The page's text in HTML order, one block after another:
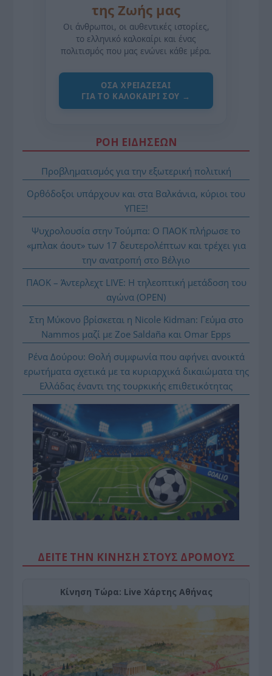
της Ζωής μας
Οι άνθρωποι, οι αυθεντικές ιστορίες,
το ελληνικό καλοκαίρι και ένας
πολιτισμός που μας ενώνει κάθε μέρα.
ΌΣΑ ΧΡΕΙΆΖΕΣΑΙ
ΓΙΑ ΤΟ ΚΑΛΟΚΑΊΡΙ ΣΟΥ →
ΡΟΗ ΕΙΔΗΣΕΩΝ
Προβληματισμός για την εξωτερική πολιτική
Ορθόδοξοι υπάρχουν και στα Βαλκάνια, κύριοι του
ΥΠΕΞ!
Ψυχρολουσία στην Τούμπα: Ο ΠΑΟΚ πλήρωσε το
«μπλακ άουτ» των 17 δευτερολέπτων και τρέχει για
την ανατροπή στο Βέλγιο
ΠΑΟΚ – Άντερλεχτ LIVE: Η τηλεοπτική μετάδοση του
αγώνα (OPEN)
Στη Μύκονο βρίσκεται η Nicole Kidman: Γεύμα στο
Nammos μαζί με Zoe Saldaña και Omar Epps
Ρένα Δούρου: Θολή συμφωνία που αφήνει ανοικτά
ερωτήματα σχετικά με τα κυριαρχικά δικαιώματα της
Ελλάδας έναντι της τουρκικής επιθετικότητας
ΔΕΙΤΕ ΤΗΝ ΚΙΝΗΣΗ ΣΤΟΥΣ ΔΡΌΜΟΥΣ
Κίνηση Τώρα: Live Χάρτης Αθήνας